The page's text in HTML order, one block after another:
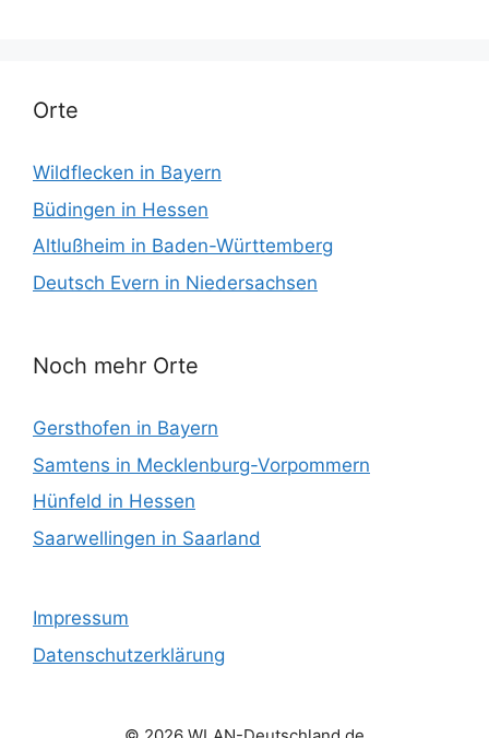
Orte
Wildflecken in Bayern
Büdingen in Hessen
Altlußheim in Baden-Württemberg
Deutsch Evern in Niedersachsen
Noch mehr Orte
Gersthofen in Bayern
Samtens in Mecklenburg-Vorpommern
Hünfeld in Hessen
Saarwellingen in Saarland
Impressum
Datenschutzerklärung